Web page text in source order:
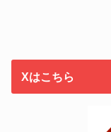
Xはこちら